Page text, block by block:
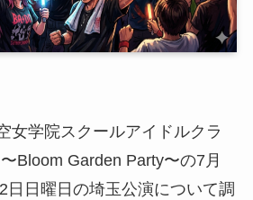
女学院スクールアイドルクラ
Bloom Garden Party〜の7月
日日曜日の埼玉公演について調